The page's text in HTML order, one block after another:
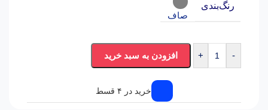
رنگ‌بندی
صاف
-
+ افزودن به سبد خرید
خرید در ۴ قسط